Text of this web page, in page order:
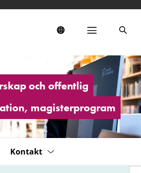
och offentlig
magisterprogram
Kontakt